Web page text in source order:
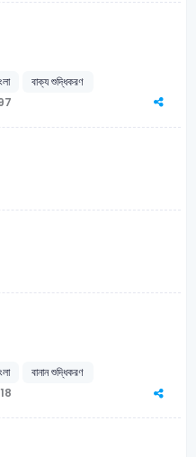
বাক্য শুদ্ধিকরণ
বানান শুদ্ধিকরণ